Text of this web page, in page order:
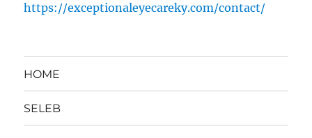
https://exceptionaleyecareky.com/contact/
HOME
SELEB